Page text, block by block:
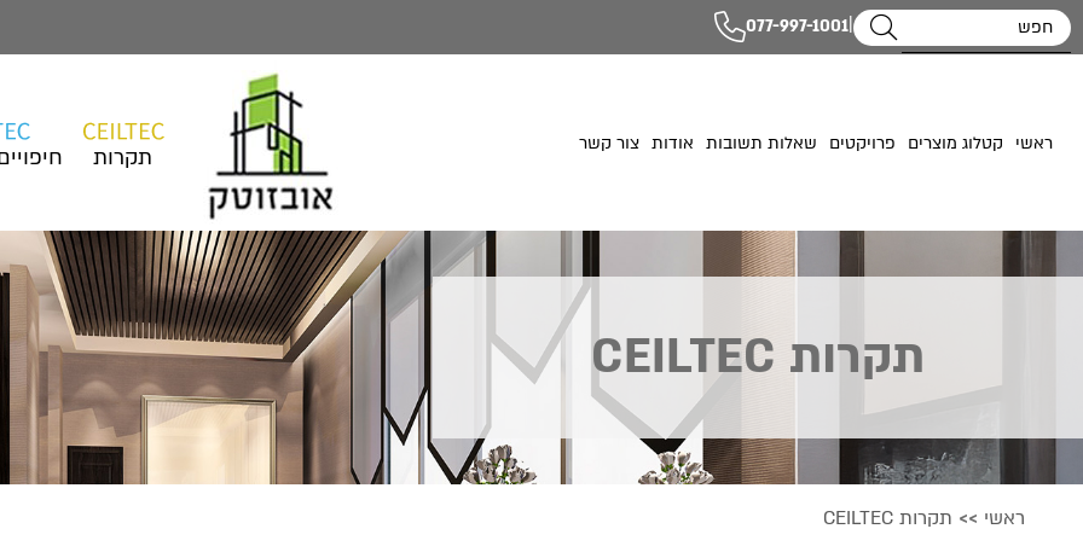
|
077-997-1001
ראשי קטלוג מוצרים פרויקטים שאלות תשובות אודות צור קשר
תקרות
תקרות CEILTEC
ראשי >> תקרות CEILTEC